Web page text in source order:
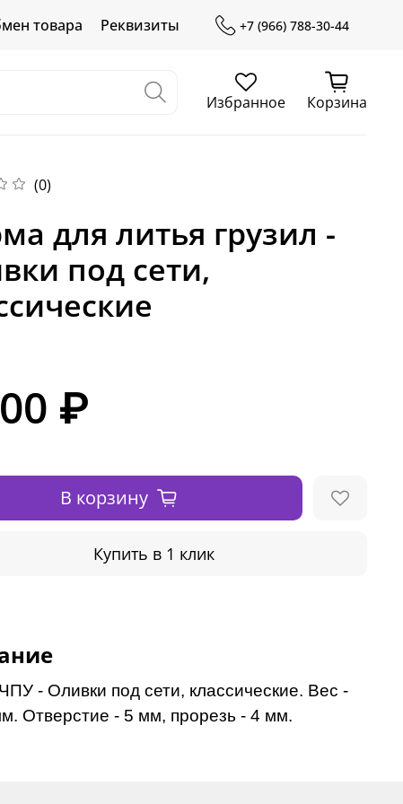
товара Реквизиты +7 (966) 788-30-44
Избранное Корзина
(0)
для литья грузил -
под сети,
₽
В корзину
Купить в 1 клик
- Оливки под сети, классические. Вес -
Отверстие - 5 мм, прорезь - 4 мм.